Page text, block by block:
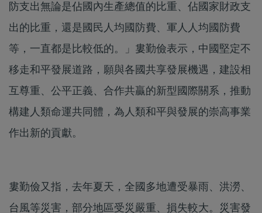
防支出無論是佔國內生產總值的比重、佔國家財政支
出的比重，還是國民人均國防費、軍人人均國防費
等，一直都是比較低的。」婁勤儉表示，中國堅定不
移走和平發展道路，願與各國共享發展機遇，建設相
互尊重、公平正義、合作共贏的新型國際關系，推動
構建人類命運共同體，為人類和平與發展的崇高事業
作出新的貢獻。
婁勤儉又指，去年夏天，全國多地遭受暴雨、洪澇、
台風等災害，部分地區受災嚴重、損失較大。災害發